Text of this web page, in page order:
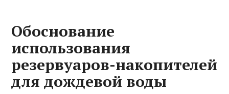
Обоснование
использования
резервуаров-накопителей
для дождевой воды